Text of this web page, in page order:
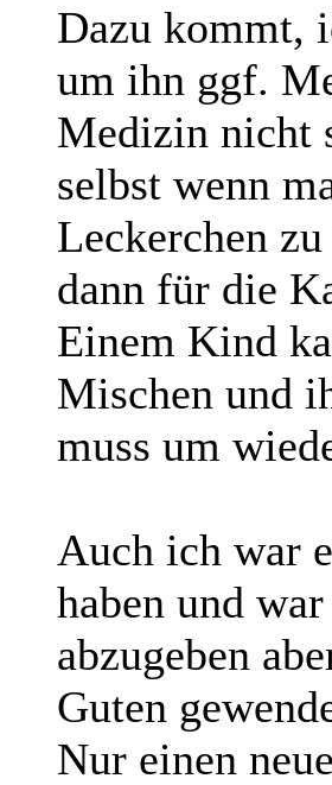
Dazu kommt,
um ihn ggf.
Medizin nicht
selbst wenn
Leckerchen
dann für die
Einem Kind
Mischen und
muss um
Auch ich war
haben und
abzugeben
Guten
Nur einen